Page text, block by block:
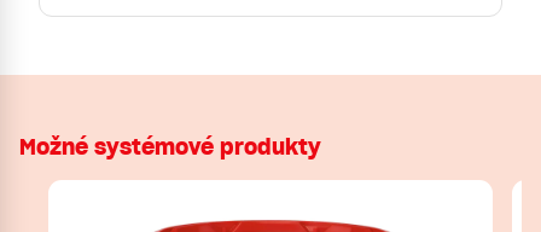
Možné systémové produkty